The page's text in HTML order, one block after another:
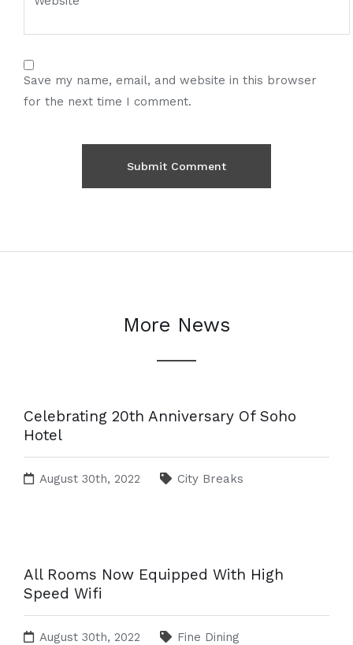
Save my name, email, and website in this browser
for the next time I comment.
More News
Celebrating 20th Anniversary Of Soho
Hotel
August 30th, 2022 City Breaks
All Rooms Now Equipped With High
Speed Wifi
August 30th, 2022 Fine Dining